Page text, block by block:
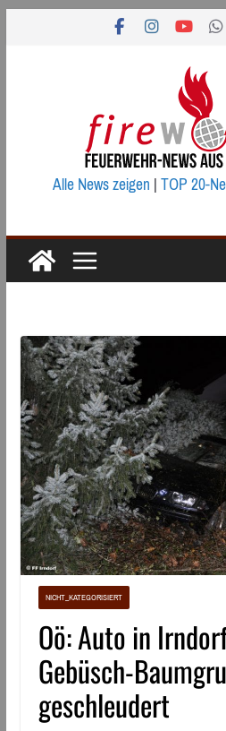
Alle News zeigen|TOP 20-
NICHT_KATEGORISIERT
Oö: Auto in
Gebüsch-
geschleudert